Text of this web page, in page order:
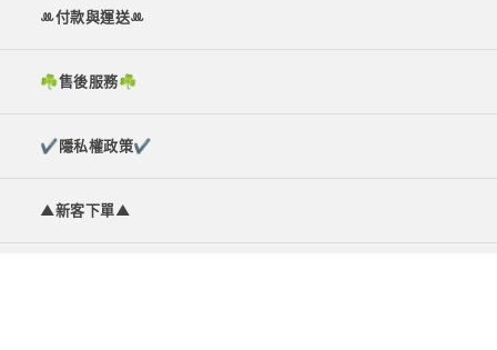
ꔛ付款與運送ꔛ
☘︎售後服務☘︎
✔隱私權政策✔
▲新客下單▲